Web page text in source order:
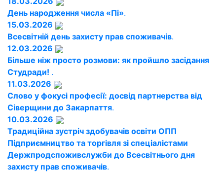
День народження числа «Пі».
15.03.2026
Всесвітній день захисту прав споживачів.
12.03.2026
Більше ніж просто розмови: як пройшло засідання
Студради! .
11.03.2026
Слово у фокусі професії: досвід партнерства від
Сіверщини до Закарпаття.
10.03.2026
Традиційна зустріч здобувачів освіти ОПП
Підприємництво та торгівля зі спеціалістами
Держпродспоживслужби до Всесвітнього дня
захисту прав споживачів.